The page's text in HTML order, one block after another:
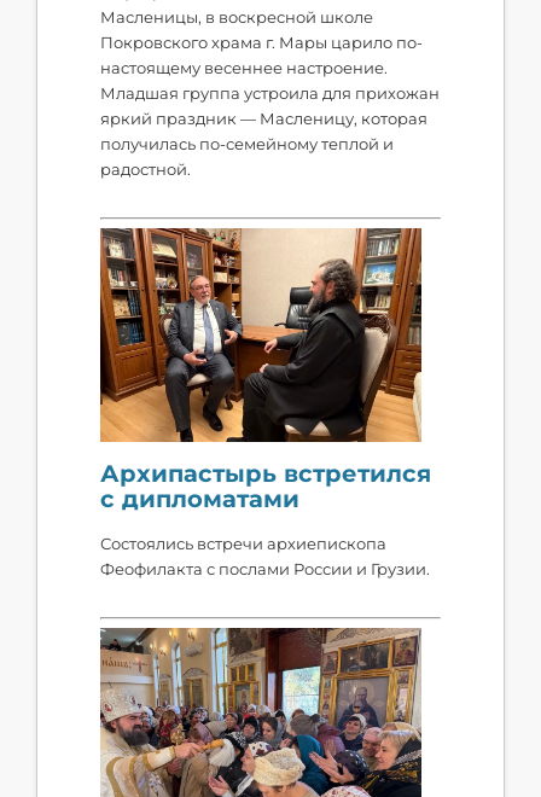
Масленицы, в воскресной школе
Покровского храма г. Мары царило по-
настоящему весеннее настроение.
Младшая группа устроила для прихожан
яркий праздник — Масленицу, которая
получилась по-семейному теплой и
радостной.
Архипастырь встретился
с дипломатами
Состоялись встречи архиепископа
Феофилакта с послами России и Грузии.